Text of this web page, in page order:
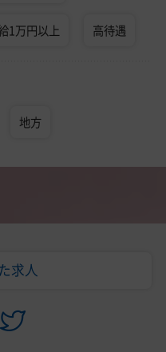
1万円以上 高待遇
地方
求人